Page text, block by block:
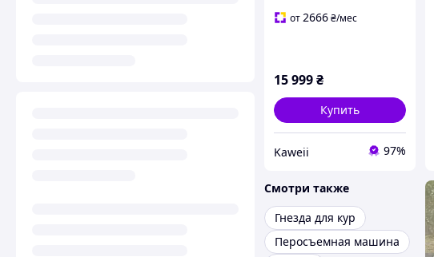
от2666₴/мес
15 999₴
Купить
Kaweii 97%
Смотри также
Гнезда для кур
Перосъемная машина